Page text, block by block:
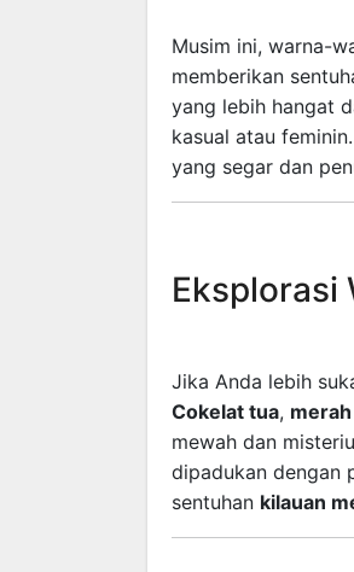
Musim ini, warna-
memberikan
yang lebih hangat
kasual atau
yang segar dan
Eksplorasi
Jika Anda lebih
Cokelat tua,
mewah dan
dipadukan dengan
sentuhan kilauan